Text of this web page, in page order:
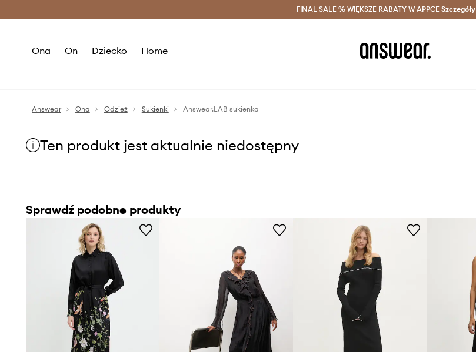
Oszczędzaj z Answear Club > Dostawa nawet w 24h >
FINAL SALE % WIĘKSZE RABATY W APPCE Szczegóły
Ona On Dziecko Home
Answear Ona Odzież Sukienki Answear.LAB sukienka
Ten produkt jest aktualnie niedostępny
Sprawdź podobne produkty